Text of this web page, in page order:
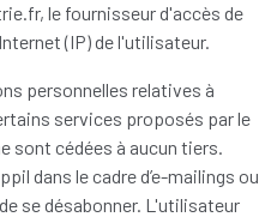
le fournisseur d'accès de
(IP) de l'utilisateur.
personnelles relatives à
services proposés par le
sont cédées à aucun tiers.
dans le cadre d’e-mailings ou
se désabonner. L'utilisateur